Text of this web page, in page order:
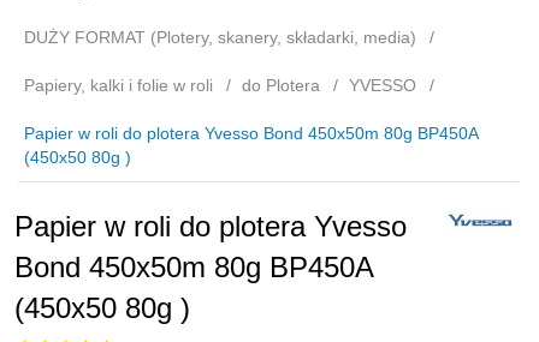
DUŻY FORMAT (Plotery, skanery, składarki, media)
Papiery, kalki i folie w roli do Plotera YVESSO
Papier w roli do plotera Yvesso Bond 450x50m 80g BP450A
(450x50 80g )
Papier w roli do plotera Yvesso
Bond 450x50m 80g BP450A
(450x50 80g )